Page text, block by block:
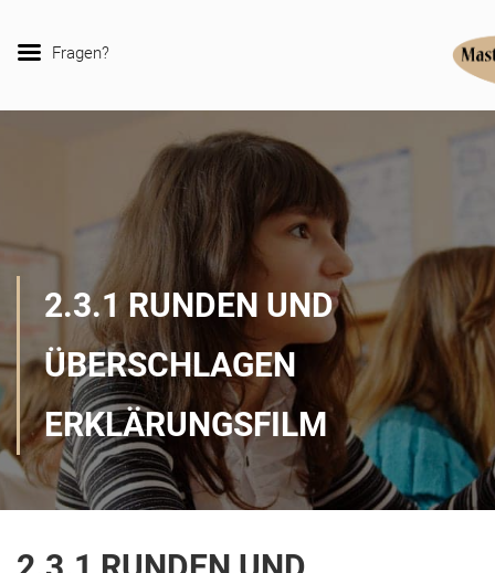
2.3.1 RUNDEN UND
ÜBERSCHLAGEN
ERKLÄRUNGSFILM
Fragen?